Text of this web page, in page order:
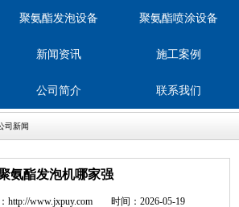
聚氨酯发泡设备 聚氨酯喷涂设备
新闻资讯 施工案例
公司简介 联系我们
司新闻
氨酯发泡机哪家强
http://www.jxpuy.com 时间：2026-05-19